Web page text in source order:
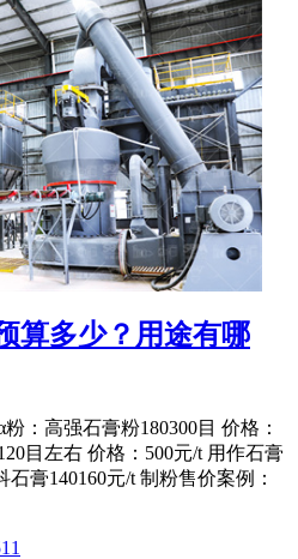
算多少？用途有哪
：高强石膏粉180300目 价格：
目左右 价格：500元/t 用作石膏
膏140160元/t 制粉售价案例：